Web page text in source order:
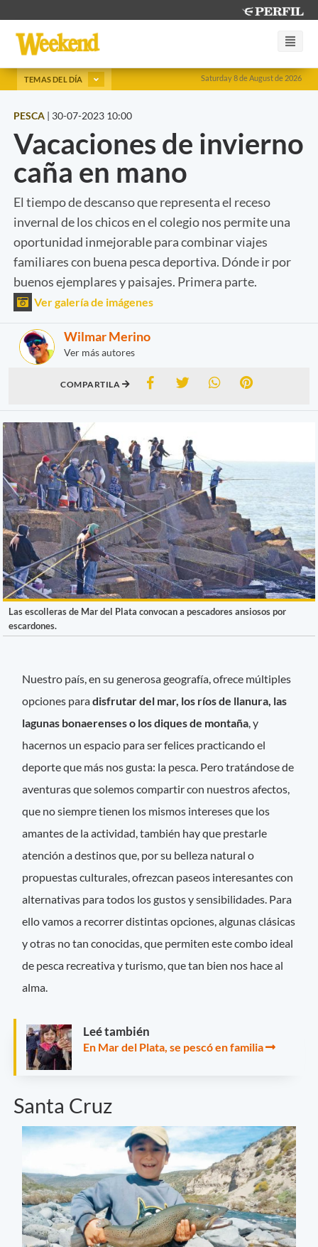
Saturday 8 de August de 2026
TEMAS DEL DÍA
PESCA | 30-07-2023 10:00
Vacaciones de invierno
caña en mano
El tiempo de descanso que representa el receso
invernal de los chicos en el colegio nos permite una
oportunidad inmejorable para combinar viajes
familiares con buena pesca deportiva. Dónde ir por
buenos ejemplares y paisajes. Primera parte.
Ver galería de imágenes
Wilmar Merino
Ver más autores
COMPARTILA
Las escolleras de Mar del Plata convocan a pescadores ansiosos por
escardones.
Nuestro país, en su generosa geografía, ofrece múltiples
opciones paradisfrutar del mar, los ríos de llanura, las
lagunas bonaerenses o los diques de montaña , y
hacernos un espacio para ser felices practicando el
deporte que más nos gusta: la pesca. Pero tratándose de
aventuras que solemos compartir con nuestros afectos,
que no siempre tienen los mismos intereses que los
amantes de la actividad, también hay que prestarle
atención a destinos que, por su belleza natural o
propuestas culturales, ofrezcan paseos interesantes con
alternativas para todos los gustos y sensibilidades. Para
ello vamos a recorrer distintas opciones, algunas clásicas
y otras no tan conocidas, que permiten este combo ideal
de pesca recreativa y turismo, que tan bien nos hace al
alma.
Leé también
En Mar del Plata, se pescó en familia
Santa Cruz